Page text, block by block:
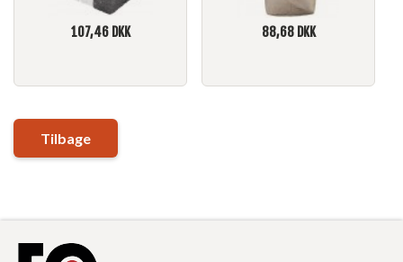
107,46DKK 88,68DKK
Tilbage